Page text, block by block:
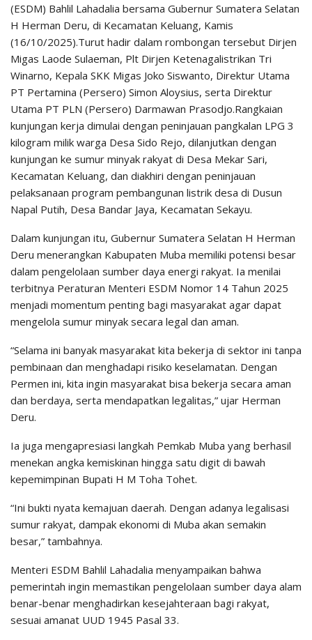
(ESDM) Bahlil Lahadalia bersama Gubernur Sumatera Selatan
H Herman Deru, di Kecamatan Keluang, Kamis
(16/10/2025).Turut hadir dalam rombongan tersebut Dirjen
Migas Laode Sulaeman, Plt Dirjen Ketenagalistrikan Tri
Winarno, Kepala SKK Migas Joko Siswanto, Direktur Utama
PT Pertamina (Persero) Simon Aloysius, serta Direktur
Utama PT PLN (Persero) Darmawan Prasodjo.Rangkaian
kunjungan kerja dimulai dengan peninjauan pangkalan LPG 3
kilogram milik warga Desa Sido Rejo, dilanjutkan dengan
kunjungan ke sumur minyak rakyat di Desa Mekar Sari,
Kecamatan Keluang, dan diakhiri dengan peninjauan
pelaksanaan program pembangunan listrik desa di Dusun
Napal Putih, Desa Bandar Jaya, Kecamatan Sekayu.
Dalam kunjungan itu, Gubernur Sumatera Selatan H Herman
Deru menerangkan Kabupaten Muba memiliki potensi besar
dalam pengelolaan sumber daya energi rakyat. Ia menilai
terbitnya Peraturan Menteri ESDM Nomor 14 Tahun 2025
menjadi momentum penting bagi masyarakat agar dapat
mengelola sumur minyak secara legal dan aman.
“Selama ini banyak masyarakat kita bekerja di sektor ini tanpa
pembinaan dan menghadapi risiko keselamatan. Dengan
Permen ini, kita ingin masyarakat bisa bekerja secara aman
dan berdaya, serta mendapatkan legalitas,” ujar Herman
Deru.
Ia juga mengapresiasi langkah Pemkab Muba yang berhasil
menekan angka kemiskinan hingga satu digit di bawah
kepemimpinan Bupati H M Toha Tohet.
“Ini bukti nyata kemajuan daerah. Dengan adanya legalisasi
sumur rakyat, dampak ekonomi di Muba akan semakin
besar,” tambahnya.
Menteri ESDM Bahlil Lahadalia menyampaikan bahwa
pemerintah ingin memastikan pengelolaan sumber daya alam
benar-benar menghadirkan kesejahteraan bagi rakyat,
sesuai amanat UUD 1945 Pasal 33.